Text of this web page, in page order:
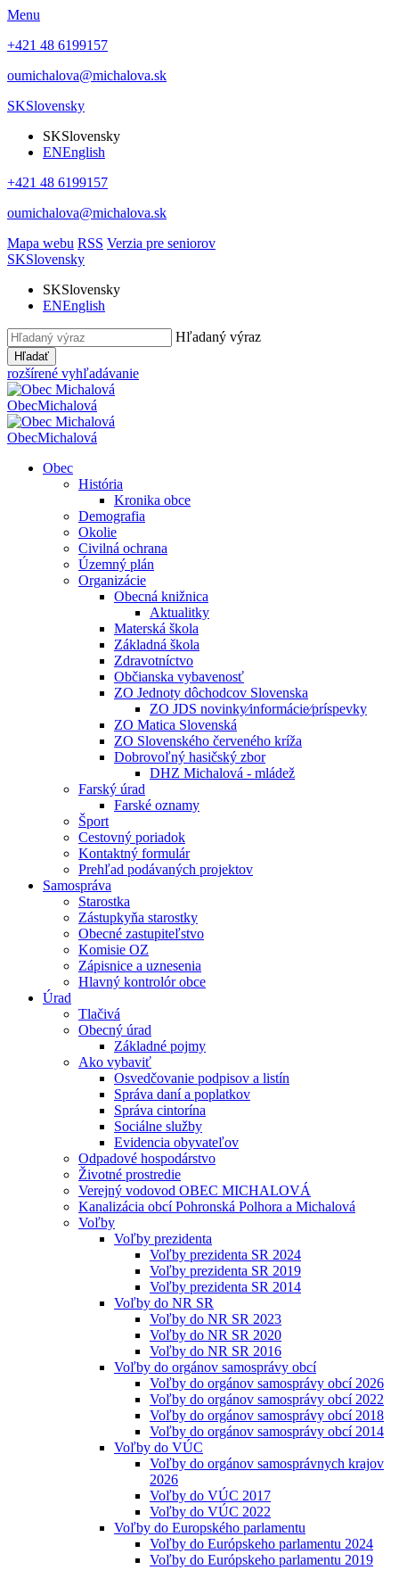
Menu
+421 48 6199157
oumichalova@michalova.sk
SKSlovensky
SKSlovensky
ENEnglish
+421 48 6199157
oumichalova@michalova.sk
Mapa webu RSS Verzia pre seniorov
SKSlovensky
SKSlovensky
ENEnglish
Hľadaný výraz
Hľadať
rozšírené vyhľadávanie
ObecMichalová
ObecMichalová
Obec
História
Kronika obce
Demografia
Okolie
Civilná ochrana
Územný plán
Organizácie
Obecná knižnica
Aktualitky
Materská škola
Základná škola
Zdravotníctvo
Občianska vybavenosť
ZO Jednoty dôchodcov Slovenska
ZO JDS novinky⁄informácie⁄príspevky
ZO Matica Slovenská
ZO Slovenského červeného kríža
Dobrovoľný hasičský zbor
DHZ Michalová - mládež
Farský úrad
Farské oznamy
Šport
Cestovný poriadok
Kontaktný formulár
Prehľad podávaných projektov
Samospráva
Starostka
Zástupkyňa starostky
Obecné zastupiteľstvo
Komisie OZ
Zápisnice a uznesenia
Hlavný kontrolór obce
Úrad
Tlačivá
Obecný úrad
Základné pojmy
Ako vybaviť
Osvedčovanie podpisov a listín
Správa daní a poplatkov
Správa cintorína
Sociálne služby
Evidencia obyvateľov
Odpadové hospodárstvo
Životné prostredie
Verejný vodovod OBEC MICHALOVÁ
Kanalizácia obcí Pohronská Polhora a Michalová
Voľby
Voľby prezidenta
Voľby prezidenta SR 2024
Voľby prezidenta SR 2019
Voľby prezidenta SR 2014
Voľby do NR SR
Voľby do NR SR 2023
Voľby do NR SR 2020
Voľby do NR SR 2016
Voľby do orgánov samosprávy obcí
Voľby do orgánov samosprávy obcí 2026
Voľby do orgánov samosprávy obcí 2022
Voľby do orgánov samosprávy obcí 2018
Voľby do orgánov samosprávy obcí 2014
Voľby do VÚC
Voľby do orgánov samosprávnych krajov
2026
Voľby do VÚC 2017
Voľby do VÚC 2022
Voľby do Europského parlamentu
Voľby do Európskeho parlamentu 2024
Voľby do Európskeho parlamentu 2019